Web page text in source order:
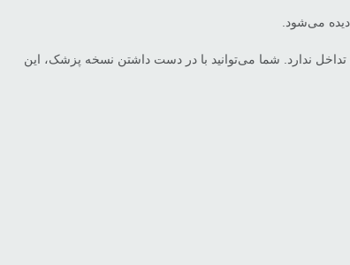
ندارد. شما می‌توانید با در دست داشتن نسخه پزشک، این